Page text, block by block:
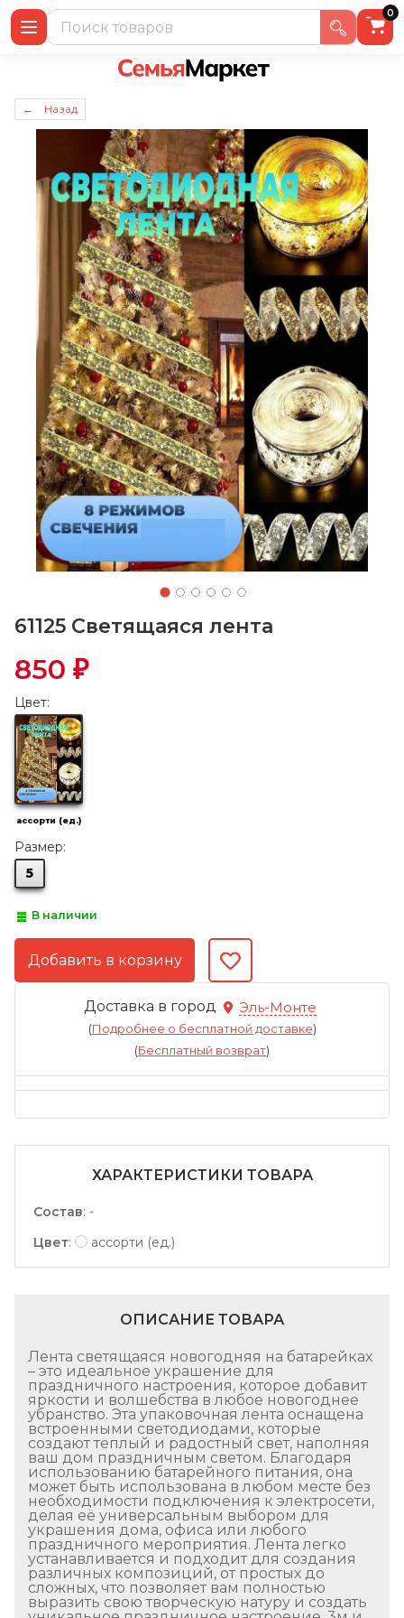
0
← Назад
61125 Светящаяся лента
850 ₽
Цвет:
ассорти (ед.)
Размер:
5
В наличии
Доставка в город Эль-Монте
(Подробнее о бесплатной доставке)
(Бесплатный возврат)
ХАРАКТЕРИСТИКИ ТОВАРА
Состав: -
Цвет: ассорти (ед.)
ОПИСАНИЕ ТОВАРА
Лента светящаяся новогодняя на батарейках
– это идеальное украшение для
праздничного настроения, которое добавит
яркости и волшебства в любое новогоднее
убранство. Эта упаковочная лента оснащена
встроенными светодиодами, которые
создают теплый и радостный свет, наполняя
ваш дом праздничным светом. Благодаря
использованию батарейного питания, она
может быть использована в любом месте без
необходимости подключения к электросети,
делая её универсальным выбором для
украшения дома, офиса или любого
праздничного мероприятия. Лента легко
устанавливается и подходит для создания
различных композиций, от простых до
сложных, что позволяет вам полностью
выразить свою творческую натуру и создать